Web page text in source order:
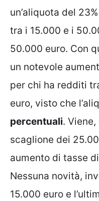
un’aliquota del
tra i 15.000 e i
50.000 euro. Con
un notevole
per chi ha redditi
euro, visto che
percentuali.
scaglione dei
aumento di tasse
Nessuna novità,
15.000 euro e